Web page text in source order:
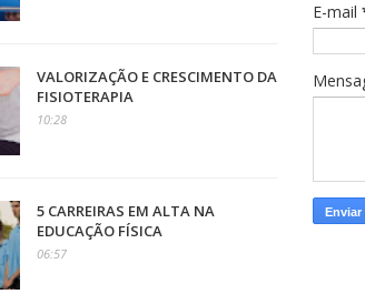
VALORIZAÇÃO E CRESCIMENTO DA
FISIOTERAPIA
10:28
5 CARREIRAS EM ALTA NA
EDUCAÇÃO FÍSICA
06:57
E-mail